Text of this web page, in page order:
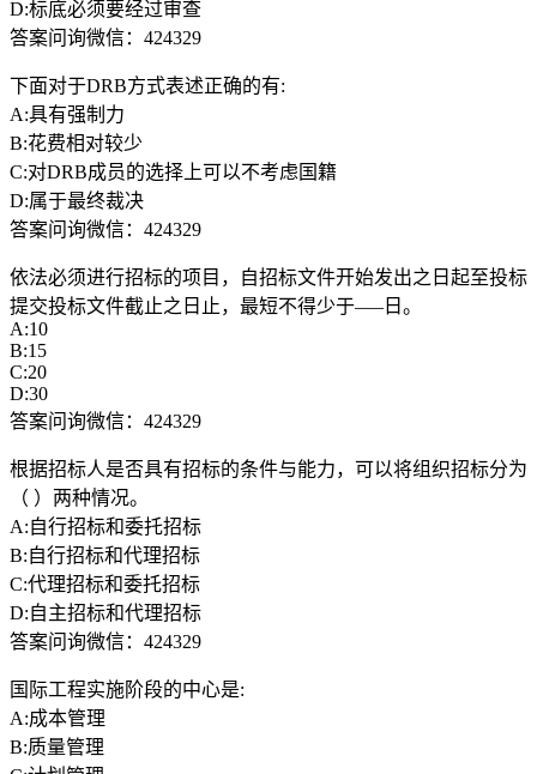
D:标底必须要经过审查
答案问询微信：424329
下面对于DRB方式表述正确的有:
A:具有强制力
B:花费相对较少
C:对DRB成员的选择上可以不考虑国籍
D:属于最终裁决
答案问询微信：424329
依法必须进行招标的项目，自招标文件开始发出之日起至投标
提交投标文件截止之日止，最短不得少于—–日。
A:10
B:15
C:20
D:30
答案问询微信：424329
根据招标人是否具有招标的条件与能力，可以将组织招标分为
（ ）两种情况。
A:自行招标和委托招标
B:自行招标和代理招标
C:代理招标和委托招标
D:自主招标和代理招标
答案问询微信：424329
国际工程实施阶段的中心是:
A:成本管理
B:质量管理